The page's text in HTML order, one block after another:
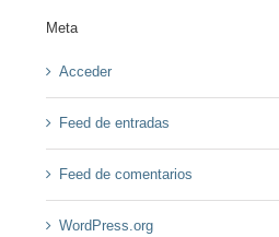
Meta
Acceder
Feed de entradas
Feed de comentarios
WordPress.org